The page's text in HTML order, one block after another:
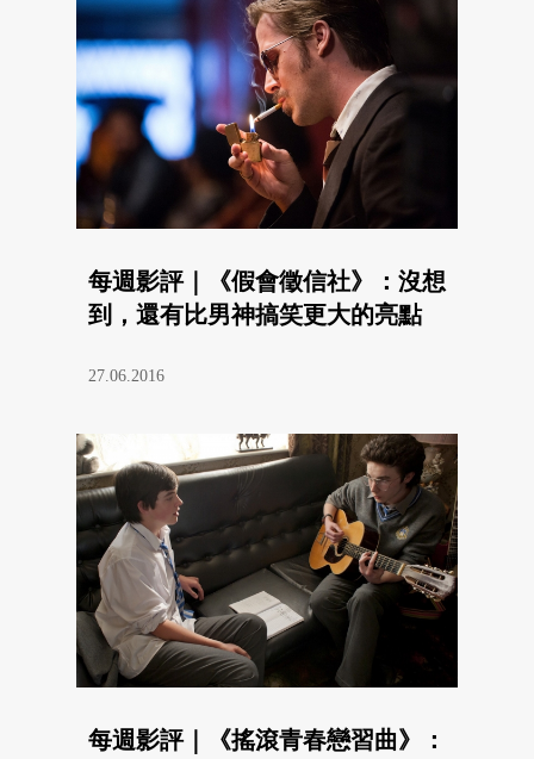
每週影評｜《假會徵信社》：沒想
到，還有比男神搞笑更大的亮點
27.06.2016
每週影評｜《搖滾青春戀習曲》：